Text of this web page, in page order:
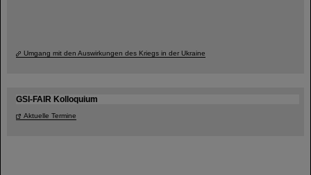
Umgang mit den Auswirkungen des Kriegs in der Ukraine
GSI-FAIR Kolloquium
Aktuelle Termine